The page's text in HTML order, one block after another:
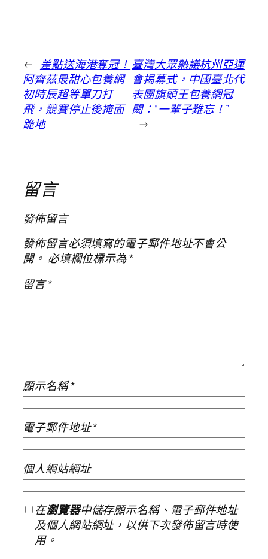
← 差點送海港奪冠！
阿齊茲最甜心包養網
初時辰超等單刀打
飛，競賽停止後掩面
跪地
臺灣大眾熱議杭州亞運
會揭幕式，中國臺北代
表團旗頭王包養網冠
閎：“一輩子難忘！”
→
留言
發佈留言
發佈留言必須填寫的電子郵件地址不會公
開。 必填欄位標示為*
留言*
顯示名稱*
電子郵件地址*
個人網站網址
在瀏覽器中儲存顯示名稱、電子郵件地址
及個人網站網址，以供下次發佈留言時使
用。